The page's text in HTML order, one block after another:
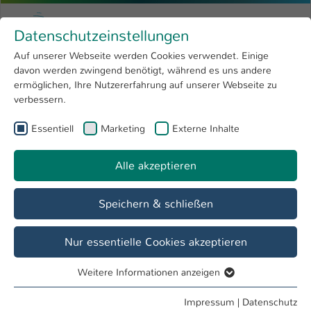
Menu
Forschung 4
Open submenu
Hochschule
International
Zum Hauptinhalt springen
Hochschule Kaiserslautern
Sie sind hier:
Aktuelles
Veranstaltungen
1 Einträge gefunden
09. Juni 16:30 Uhr
Fenster zur Innovation: Leben3
Interessante Veranstaltung im 42 zum Thema
Lebensqualität aus verschiedenen Blickwinkeln - Der
Eintritt ist frei, eine Anmeldung nicht nötig. Einfach
Datenschutzeinstellungen
Auf unserer Webseite werden Cookies verwendet. Einige
davon werden zwingend benötigt, während es uns andere
ermöglichen, Ihre Nutzererfahrung auf unserer Webseite zu
verbessern.
Essentiell Marketing Externe Inhalte
Alle akzeptieren
Speichern & schließen
Nur essentielle Cookies akzeptieren
Essentielle Cookies werden für grundlegende Funktionen
Weitere Informationen anzeigen
Impressum | Datenschutz